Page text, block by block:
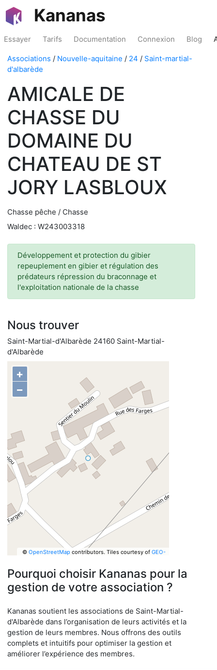
Kananas
Essayer Tarifs Documentation Connexion Blog
Associations / Nouvelle-aquitaine / 24 / Saint-martial-
d'albarède
AMICALE DE
CHASSE DU
DOMAINE DU
CHATEAU DE ST
JORY LASBLOUX
Chasse pêche / Chasse
Waldec : W243003318
Développement et protection du gibier
repeuplement en gibier et régulation des
prédateurs répression du braconnage et
l'exploitation nationale de la chasse
Nous trouver
Saint-Martial-d'Albarède 24160 Saint-Martial-
d'Albarède
+
−
© OpenStreetMapcontributors. Tiles courtesy of GEO-
Pourquoi choisir Kananas pour la
gestion de votre association ?
Kananas soutient les associations de Saint-Martial-
d'Albarède dans l’organisation de leurs activités et la
gestion de leurs membres. Nous offrons des outils
complets et intuitifs pour optimiser la gestion et
améliorer l’expérience des membres.